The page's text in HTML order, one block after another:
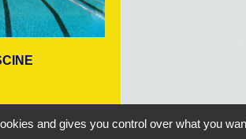
and gives you control over what you